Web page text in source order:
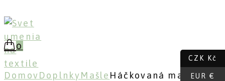
to
content
0
Domov Doplnky Mašle Háčkovaná mašľa –
CZK Kč
EUR €